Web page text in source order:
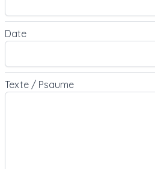
Date
Texte / Psaume